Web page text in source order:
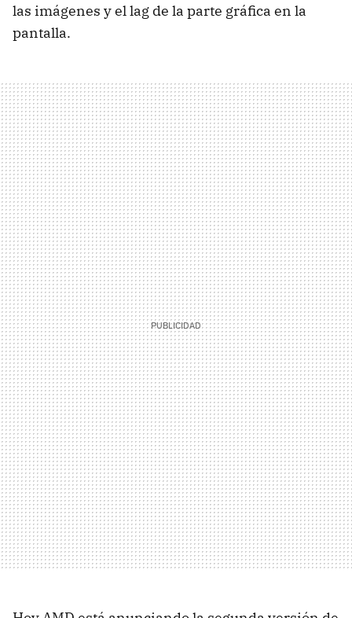
las imágenes y el lag de la parte gráfica en la
pantalla.